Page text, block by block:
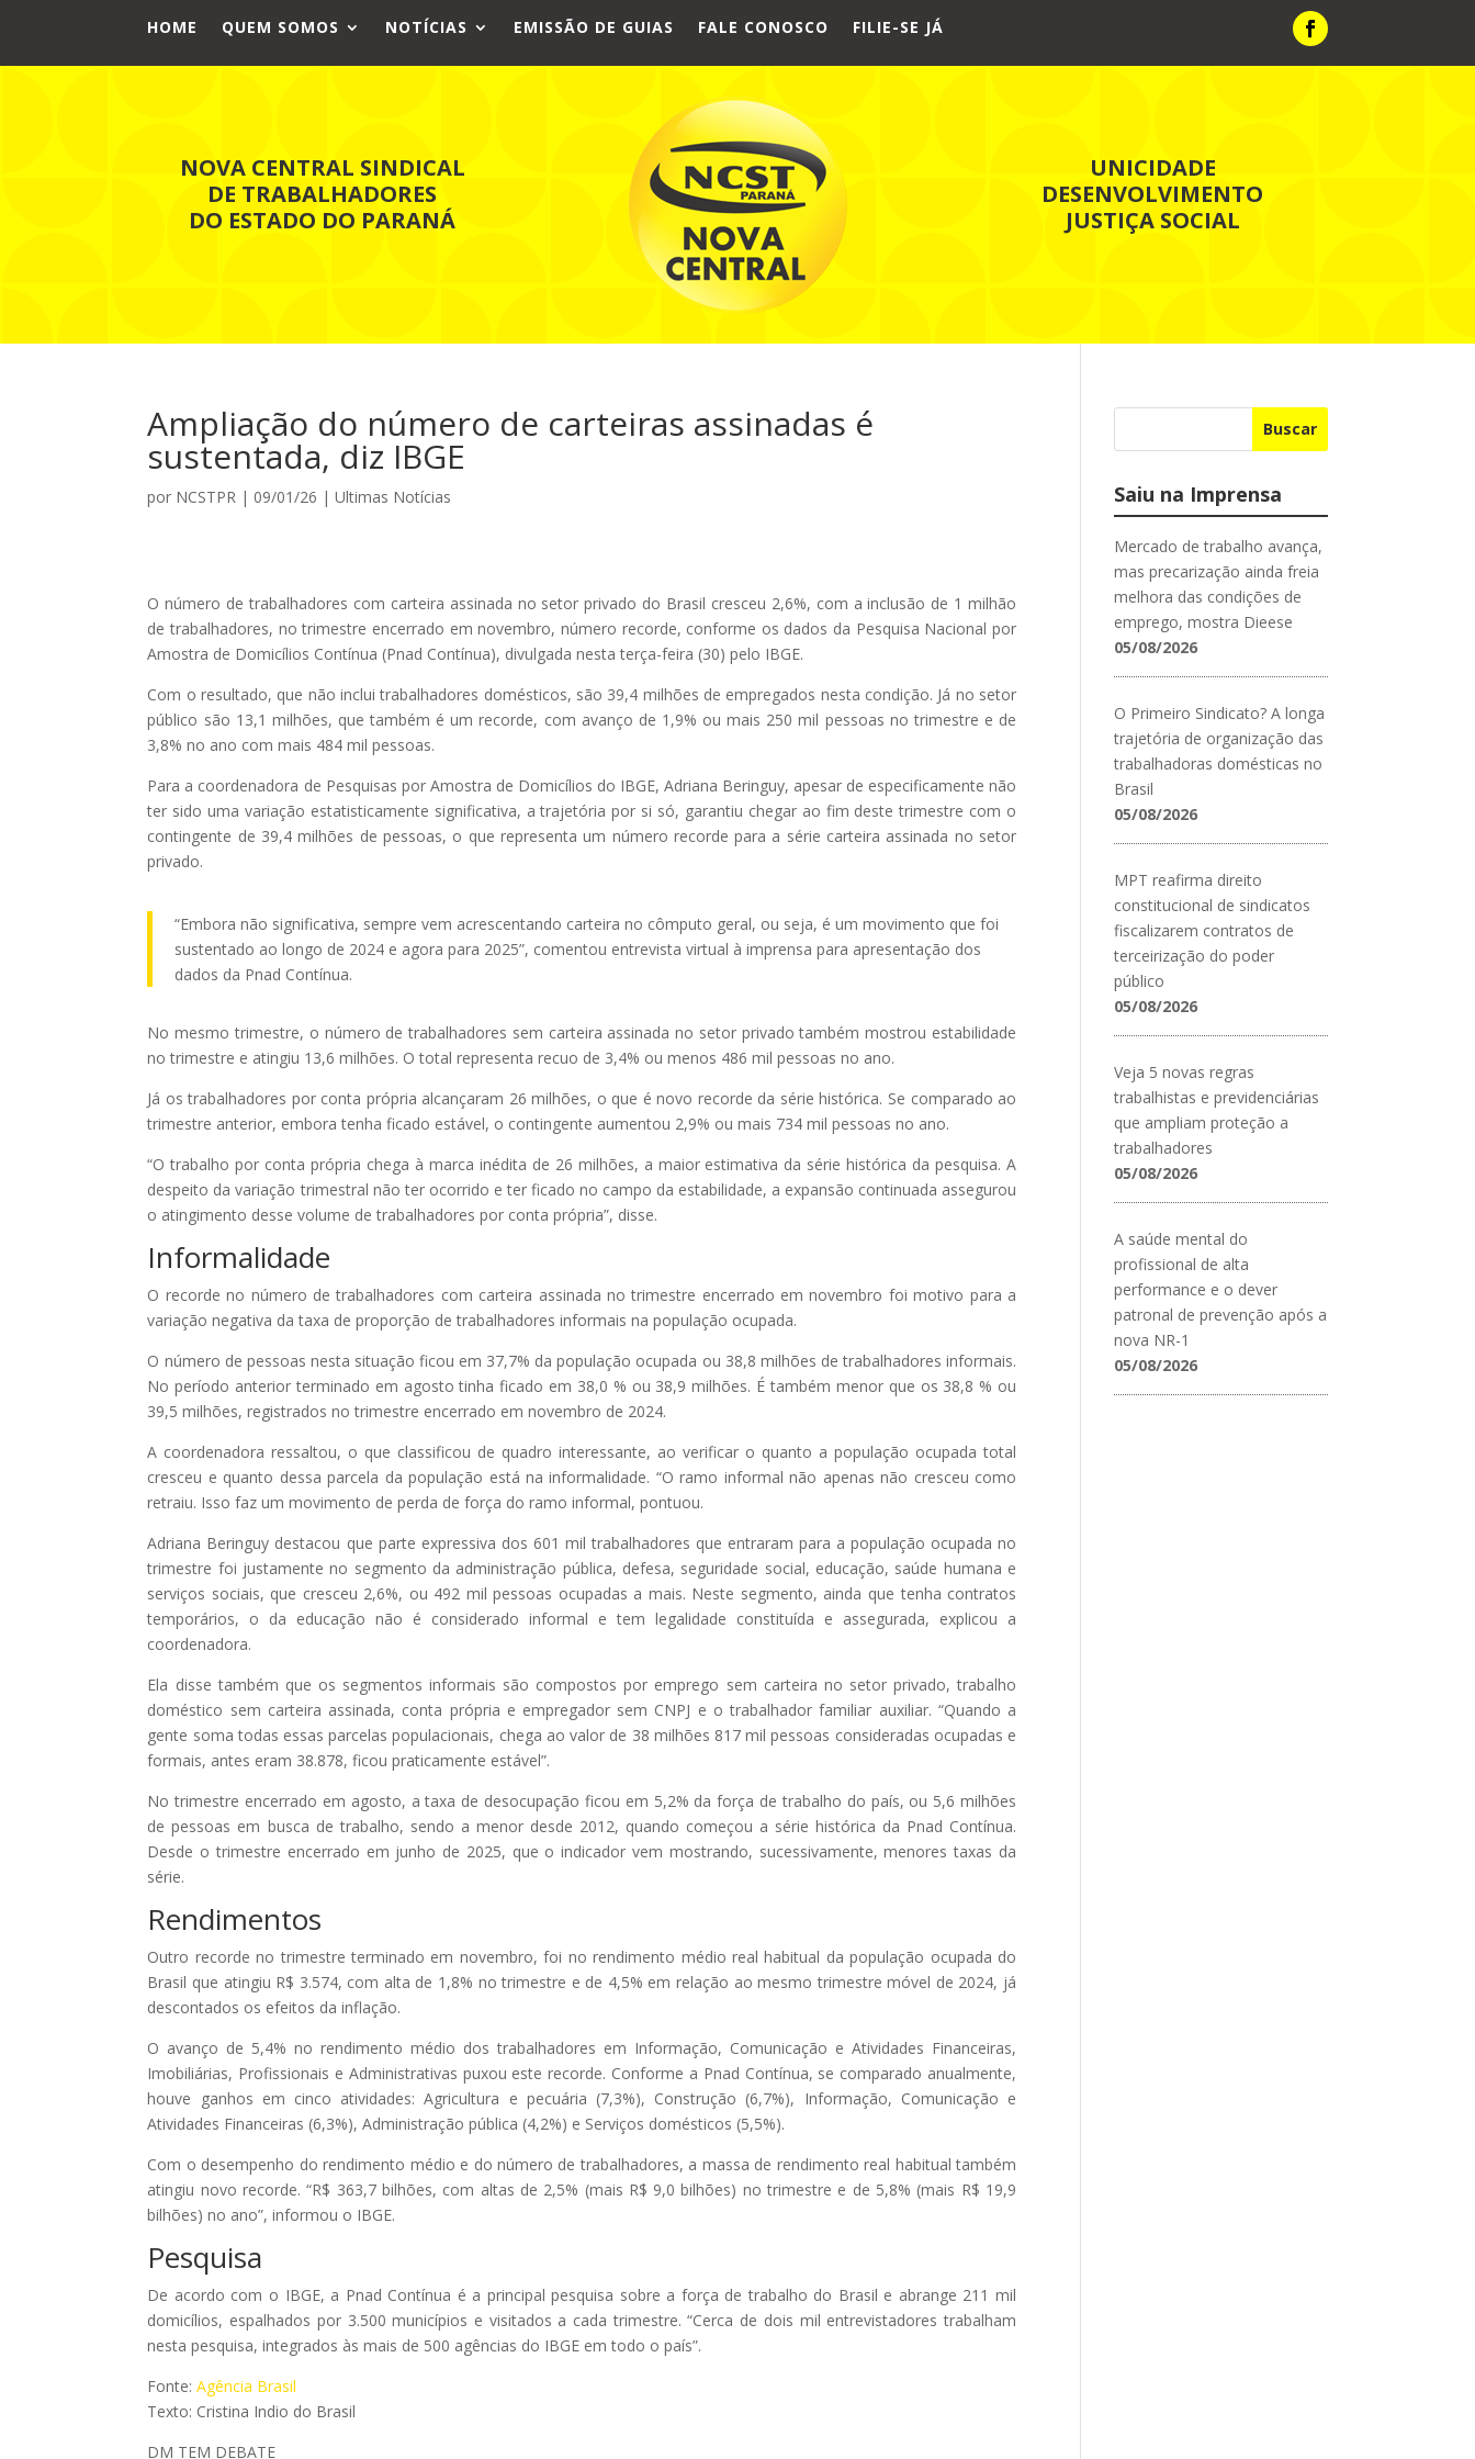
HOME QUEM SOMOS NOTÍCIAS EMISSÃO DE GUIAS FALE CONOSCO FILIE-SE JÁ
NOVA CENTRAL SINDICAL
DE TRABALHADORES
DO ESTADO DO PARANÁ
UNICIDADE
DESENVOLVIMENTO
JUSTIÇA SOCIAL
Ampliação do número de carteiras assinadas é
sustentada, diz IBGE
por NCSTPR | 09/01/26 |Ultimas Notícias
O número de trabalhadores com carteira assinada no setor privado do Brasil cresceu 2,6%, com a inclusão de 1 milhão
de trabalhadores, no trimestre encerrado em novembro, número recorde, conforme os dados da Pesquisa Nacional por
Amostra de Domicílios Contínua (Pnad Contínua), divulgada nesta terça-feira (30) pelo IBGE.
Com o resultado, que não inclui trabalhadores domésticos, são 39,4 milhões de empregados nesta condição. Já no setor
público são 13,1 milhões, que também é um recorde, com avanço de 1,9% ou mais 250 mil pessoas no trimestre e de
3,8% no ano com mais 484 mil pessoas.
Para a coordenadora de Pesquisas por Amostra de Domicílios do IBGE, Adriana Beringuy, apesar de especificamente não
ter sido uma variação estatisticamente significativa, a trajetória por si só, garantiu chegar ao fim deste trimestre com o
contingente de 39,4 milhões de pessoas, o que representa um número recorde para a série carteira assinada no setor
privado.
“Embora não significativa, sempre vem acrescentando carteira no cômputo geral, ou seja, é um movimento que foi
sustentado ao longo de 2024 e agora para 2025”, comentou entrevista virtual à imprensa para apresentação dos
dados da Pnad Contínua.
No mesmo trimestre, o número de trabalhadores sem carteira assinada no setor privado também mostrou estabilidade
no trimestre e atingiu 13,6 milhões. O total representa recuo de 3,4% ou menos 486 mil pessoas no ano.
Já os trabalhadores por conta própria alcançaram 26 milhões, o que é novo recorde da série histórica. Se comparado ao
trimestre anterior, embora tenha ficado estável, o contingente aumentou 2,9% ou mais 734 mil pessoas no ano.
“O trabalho por conta própria chega à marca inédita de 26 milhões, a maior estimativa da série histórica da pesquisa. A
despeito da variação trimestral não ter ocorrido e ter ficado no campo da estabilidade, a expansão continuada assegurou
o atingimento desse volume de trabalhadores por conta própria”, disse.
Informalidade
O recorde no número de trabalhadores com carteira assinada no trimestre encerrado em novembro foi motivo para a
variação negativa da taxa de proporção de trabalhadores informais na população ocupada.
O número de pessoas nesta situação ficou em 37,7% da população ocupada ou 38,8 milhões de trabalhadores informais.
No período anterior terminado em agosto tinha ficado em 38,0 % ou 38,9 milhões. É também menor que os 38,8 % ou
39,5 milhões, registrados no trimestre encerrado em novembro de 2024.
A coordenadora ressaltou, o que classificou de quadro interessante, ao verificar o quanto a população ocupada total
cresceu e quanto dessa parcela da população está na informalidade. “O ramo informal não apenas não cresceu como
retraiu. Isso faz um movimento de perda de força do ramo informal, pontuou.
Adriana Beringuy destacou que parte expressiva dos 601 mil trabalhadores que entraram para a população ocupada no
trimestre foi justamente no segmento da administração pública, defesa, seguridade social, educação, saúde humana e
serviços sociais, que cresceu 2,6%, ou 492 mil pessoas ocupadas a mais. Neste segmento, ainda que tenha contratos
temporários, o da educação não é considerado informal e tem legalidade constituída e assegurada, explicou a
coordenadora.
Ela disse também que os segmentos informais são compostos por emprego sem carteira no setor privado, trabalho
doméstico sem carteira assinada, conta própria e empregador sem CNPJ e o trabalhador familiar auxiliar. “Quando a
gente soma todas essas parcelas populacionais, chega ao valor de 38 milhões 817 mil pessoas consideradas ocupadas e
formais, antes eram 38.878, ficou praticamente estável”.
No trimestre encerrado em agosto, a taxa de desocupação ficou em 5,2% da força de trabalho do país, ou 5,6 milhões
de pessoas em busca de trabalho, sendo a menor desde 2012, quando começou a série histórica da Pnad Contínua.
Desde o trimestre encerrado em junho de 2025, que o indicador vem mostrando, sucessivamente, menores taxas da
série.
Rendimentos
Outro recorde no trimestre terminado em novembro, foi no rendimento médio real habitual da população ocupada do
Brasil que atingiu R$ 3.574, com alta de 1,8% no trimestre e de 4,5% em relação ao mesmo trimestre móvel de 2024, já
descontados os efeitos da inflação.
O avanço de 5,4% no rendimento médio dos trabalhadores em Informação, Comunicação e Atividades Financeiras,
Imobiliárias, Profissionais e Administrativas puxou este recorde. Conforme a Pnad Contínua, se comparado anualmente,
houve ganhos em cinco atividades: Agricultura e pecuária (7,3%), Construção (6,7%), Informação, Comunicação e
Atividades Financeiras (6,3%), Administração pública (4,2%) e Serviços domésticos (5,5%).
Com o desempenho do rendimento médio e do número de trabalhadores, a massa de rendimento real habitual também
atingiu novo recorde. “R$ 363,7 bilhões, com altas de 2,5% (mais R$ 9,0 bilhões) no trimestre e de 5,8% (mais R$ 19,9
bilhões) no ano”, informou o IBGE.
Pesquisa
De acordo com o IBGE, a Pnad Contínua é a principal pesquisa sobre a força de trabalho do Brasil e abrange 211 mil
domicílios, espalhados por 3.500 municípios e visitados a cada trimestre. “Cerca de dois mil entrevistadores trabalham
nesta pesquisa, integrados às mais de 500 agências do IBGE em todo o país”.
Fonte:Agência Brasil
Texto: Cristina Indio do Brasil
DM TEM DEBATE
Buscar
Saiu na Imprensa
Mercado de trabalho avança,
mas precarização ainda freia
melhora das condições de
emprego, mostra Dieese
05/08/2026
O Primeiro Sindicato? A longa
trajetória de organização das
trabalhadoras domésticas no
Brasil
05/08/2026
MPT reafirma direito
constitucional de sindicatos
fiscalizarem contratos de
terceirização do poder
público
05/08/2026
Veja 5 novas regras
trabalhistas e previdenciárias
que ampliam proteção a
trabalhadores
05/08/2026
A saúde mental do
profissional de alta
performance e o dever
patronal de prevenção após a
nova NR-1
05/08/2026